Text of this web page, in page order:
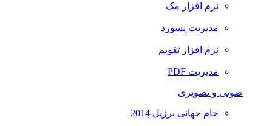
نرم افزار مک
مدیریت پسورد
نرم افزار تقویم
مدیریت PDF
صوتی و تصویری
جام جهانی برزیل 2014